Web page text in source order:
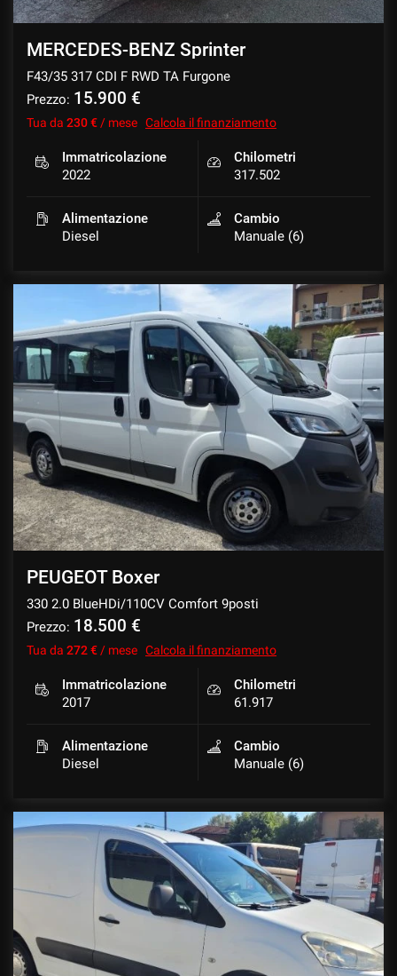
MERCEDES-BENZ Sprinter
F43/35 317 CDI F RWD TA Furgone
Prezzo: 15.900 €
Tua da 230 € / mese Calcola il finanziamento
Immatricolazione
2022
Chilometri
317.502
Alimentazione
Diesel
Cambio
Manuale (6)
PEUGEOT Boxer
330 2.0 BlueHDi/110CV Comfort 9posti
Prezzo: 18.500 €
Tua da 272 € / mese Calcola il finanziamento
Immatricolazione
2017
Chilometri
61.917
Alimentazione
Diesel
Cambio
Manuale (6)